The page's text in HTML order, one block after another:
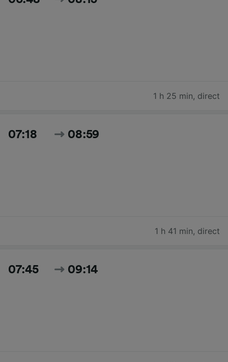
1 h 25 min, direct
07:18 08:59
1 h 41 min, direct
07:45 09:14